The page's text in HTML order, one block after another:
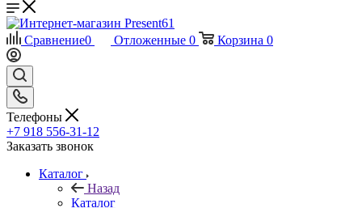
Сравнение0 Отложенные 0 Корзина 0
Телефоны
+7 918 556-31-12
Заказать звонок
Каталог
Назад
Каталог